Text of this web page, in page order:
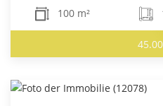
100 m²